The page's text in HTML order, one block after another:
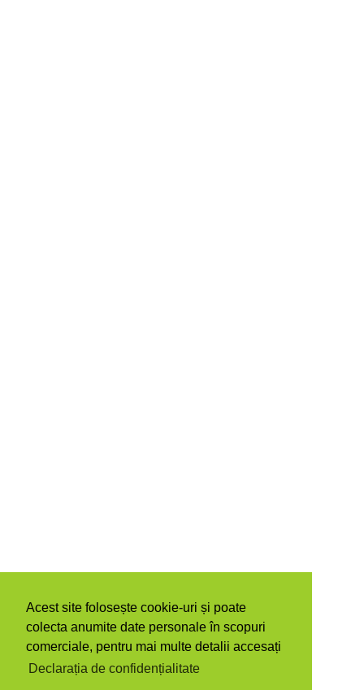
Acest site folosește cookie-uri și poate
colecta anumite date personale în scopuri
comerciale, pentru mai multe detalii accesați
Declarația de confidențialitate